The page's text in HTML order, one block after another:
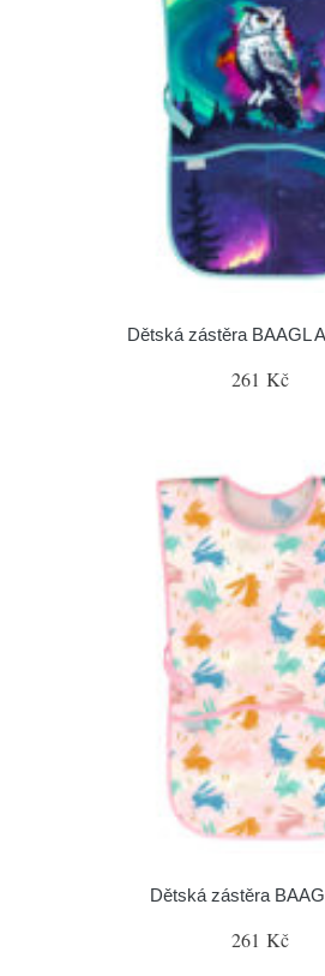
Dětská zástěra BAAGL
261 Kč
Dětská zástěra
261 Kč